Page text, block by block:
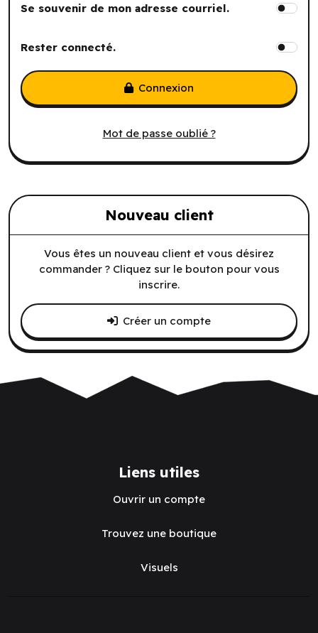
Se souvenir de mon adresse courriel.
Rester connecté.
Mot de passe oublié ?
Connexion
Nouveau client
Vous êtes un nouveau client et vous désirez
commander ? Cliquez sur le bouton pour vous
inscrire.
Créer un compte
Liens utiles
Ouvrir un compte
Trouvez une boutique
Visuels